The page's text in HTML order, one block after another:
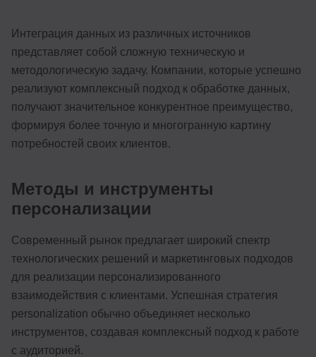
Интеграция данных из различных источников
представляет собой сложную техническую и
методологическую задачу. Компании, которые успешно
реализуют комплексный подход к обработке данных,
получают значительное конкурентное преимущество,
формируя более точную и многогранную картину
потребностей своих клиентов.
Методы и инструменты
персонализации
Современный рынок предлагает широкий спектр
технологических решений и маркетинговых подходов
для реализации персонализированного
взаимодействия с клиентами. Успешная стратегия
personalization обычно объединяет несколько
инструментов, создавая комплексный подход к работе
с аудиторией.